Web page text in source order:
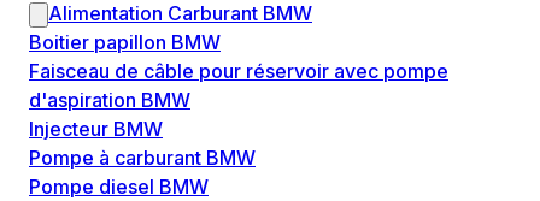
Alimentation Carburant BMW
Boitier papillon BMW
Faisceau de câble pour réservoir avec pompe
d'aspiration BMW
Injecteur BMW
Pompe à carburant BMW
Pompe diesel BMW